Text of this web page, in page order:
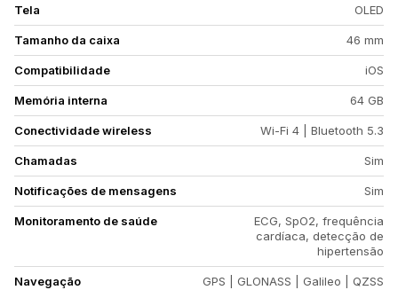
Tela OLED
Tamanho da caixa 46 mm
Compatibilidade iOS
Memória interna 64 GB
Conectividade wireless Wi-Fi 4 | Bluetooth 5.3
Chamadas Sim
Notificações de mensagens Sim
Monitoramento de saúde
ECG, SpO2, frequência
cardíaca, detecção de
hipertensão
Navegação
GPS | GLONASS | Galileo | QZSS